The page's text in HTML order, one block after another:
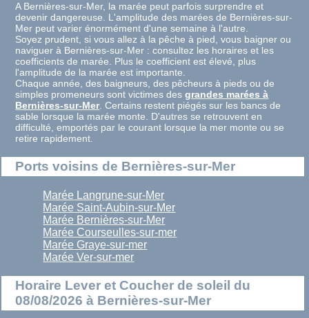
A Bernières-sur-Mer, la marée peut parfois surprendre et
devenir dangereuse. L'amplitude des marées de Bernières-sur-
Mer peut varier énormément d'une semaine à l'autre.
Soyez prudent, si vous allez à la pêche à pied, vous baigner ou
naviguer à Bernières-sur-Mer : consultez les horaires et les
coefficients de marée. Plus le coefficient est élevé, plus
l'amplitude de la marée est importante.
Chaque année, des baigneurs, des pêcheurs à pieds ou de
simples promeneurs sont victimes desgrandes marées à
Bernières-sur-Mer. Certains restent piégés sur les bancs de
sable lorsque la marée monte. D'autres se retrouvent en
difficulté, emportés par le courant lorsque la mer monte ou se
retire rapidement.
Ports voisins de Bernières-sur-Mer
Marée Langrune-sur-Mer
Marée Saint-Aubin-sur-Mer
Marée Bernières-sur-Mer
Marée Courseulles-sur-mer
Marée Graye-sur-mer
Marée Ver-sur-mer
Horaire Lever et Coucher de soleil du
08/08/2026 à Bernières-sur-Mer